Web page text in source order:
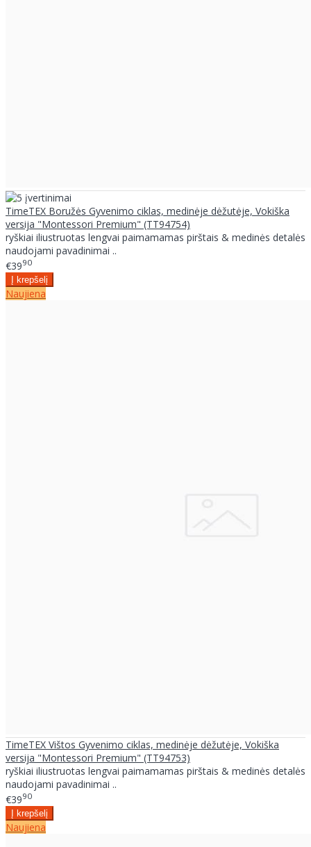
TimeTEX Boružės Gyvenimo ciklas, medinėje dėžutėje, Vokiška
versija "Montessori Premium" (TT94754)
ryškiai iliustruotas lengvai paimamamas pirštais & medinės detalės
naudojami pavadinimai ..
€3990
Naujiena
TimeTEX Vištos Gyvenimo ciklas, medinėje dėžutėje, Vokiška
versija "Montessori Premium" (TT94753)
ryškiai iliustruotas lengvai paimamamas pirštais & medinės detalės
naudojami pavadinimai ..
€3990
Naujiena